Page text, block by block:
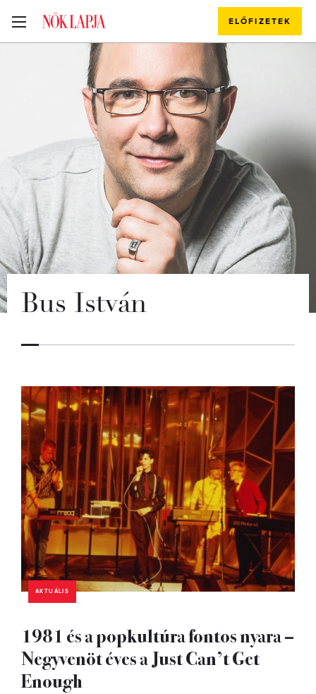
ELŐFIZETEK
Bus István
AKTUÁLIS
1981 és a popkultúra fontos nyara –
Negyvenöt éves a Just Can’t Get
Enough